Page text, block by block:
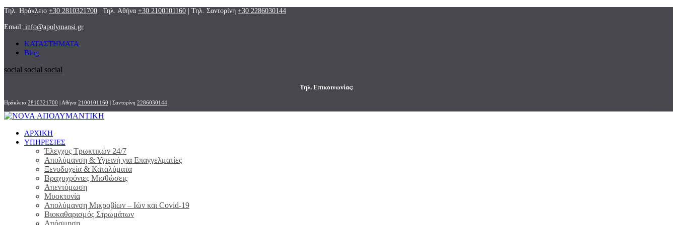
Τηλ. Ηράκλειο +30 2810321700 | Τηλ. Αθήνα +30 2100101160 | Τηλ. Σαντορίνη +30 2286030144
Email: info@apolymansi.gr
ΚΑΤΑΣΤΗΜΑΤΑ
Blog
social social social
Τηλ. Επικοινωνίας:
Ηράκλειο 2810321700 | Αθήνα 2100101160 | Σαντορίνη 2286030144
ΑΡΧΙΚΗ
ΥΠΗΡΕΣΙΕΣ
Έλεγχος Τρωκτικών 24/7
Απολύμανση & Υγιεινή για Επαγγελματίες
Ξενοδοχεία & Καταλύματα
Βραχυχρόνιες Μισθώσεις
Απεντόμωση
Μυοκτονία
Απολύμανση Μικροβίων – Ιών και Covid-19
Βιοκαθαρισμός Στρωμάτων
Απόσμηση